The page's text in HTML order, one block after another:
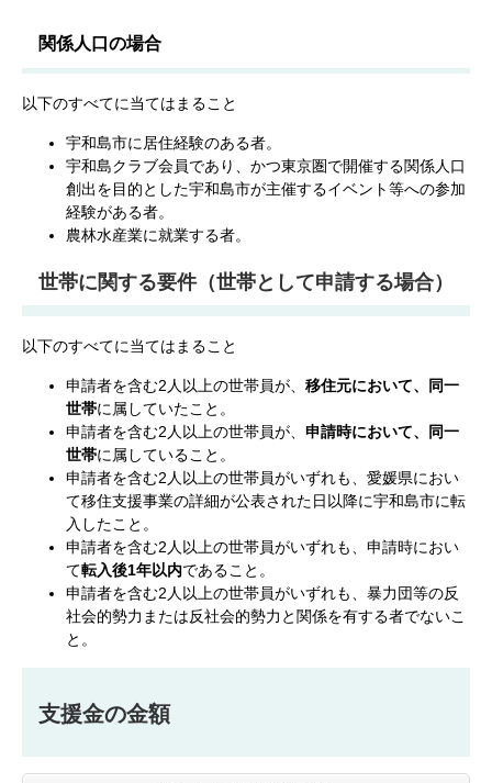
関係人口の場合
以下のすべてに当てはまること
宇和島市に居住経験のある者。
宇和島クラブ会員であり、かつ東京圏で開催する関係人口
創出を目的とした宇和島市が主催するイベント等への参加
経験がある者。
農林水産業に就業する者。
世帯に関する要件（世帯として申請する場合）
以下のすべてに当てはまること
申請者を含む2人以上の世帯員が、 移住元において、同一
世帯に属していたこと。
申請者を含む2人以上の世帯員が、 申請時において、同一
世帯に属していること。
申請者を含む2人以上の世帯員がいずれも、愛媛県におい
て移住支援事業の詳細が公表された日以降に宇和島市に転
入したこと。
申請者を含む2人以上の世帯員がいずれも、申請時におい
て転入後1年以内であること。
申請者を含む2人以上の世帯員がいずれも、暴力団等の反
社会的勢力または反社会的勢力と関係を有する者でないこ
と。
支援金の金額